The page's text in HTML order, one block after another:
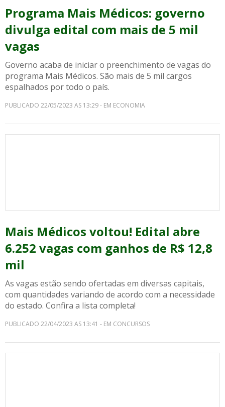
Programa Mais Médicos: governo
divulga edital com mais de 5 mil
vagas
Governo acaba de iniciar o preenchimento de vagas do
programa Mais Médicos. São mais de 5 mil cargos
espalhados por todo o país.
PUBLICADO 22/05/2023 AS 13:29 - EM ECONOMIA
Mais Médicos voltou! Edital abre
6.252 vagas com ganhos de R$ 12,8
mil
As vagas estão sendo ofertadas em diversas capitais,
com quantidades variando de acordo com a necessidade
do estado. Confira a lista completa!
PUBLICADO 22/04/2023 AS 13:41 - EM CONCURSOS